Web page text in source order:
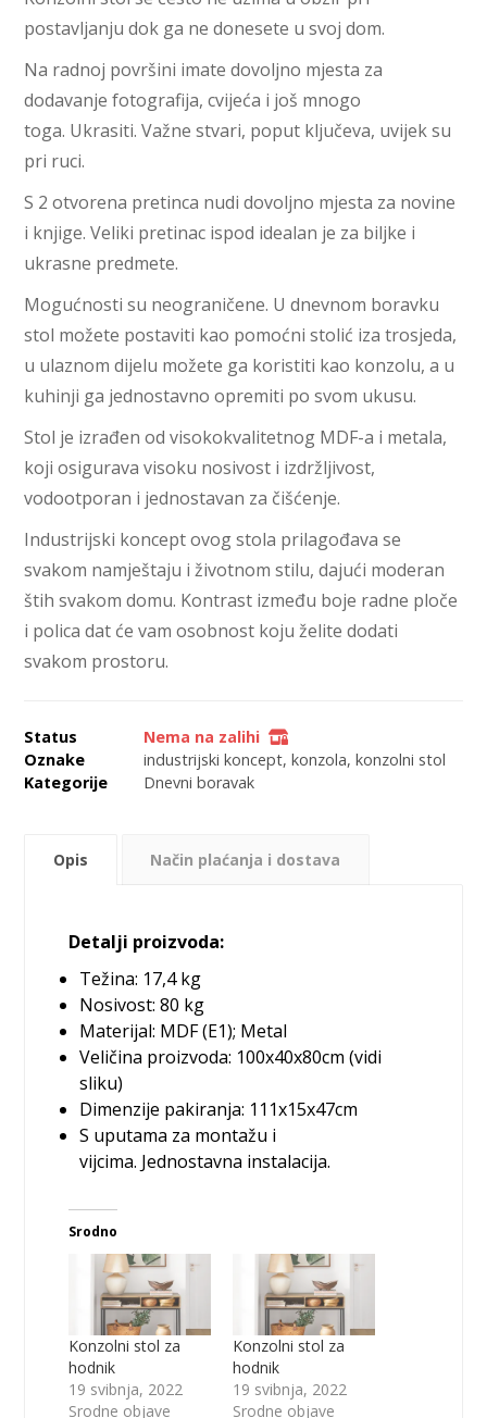
postavljanju dok ga ne donesete u svoj dom.
Na radnoj površini imate dovoljno mjesta za
dodavanje fotografija, cvijeća i još mnogo
toga. Ukrasiti. Važne stvari, poput ključeva, uvijek su
pri ruci.
S 2 otvorena pretinca nudi dovoljno mjesta za novine
i knjige. Veliki pretinac ispod idealan je za biljke i
ukrasne predmete.
Mogućnosti su neograničene. U dnevnom boravku
stol možete postaviti kao pomoćni stolić iza trosjeda,
u ulaznom dijelu možete ga koristiti kao konzolu, a u
kuhinji ga jednostavno opremiti po svom ukusu.
Stol je izrađen od visokokvalitetnog MDF-a i metala,
koji osigurava visoku nosivost i izdržljivost,
vodootporan i jednostavan za čišćenje.
Industrijski koncept ovog stola prilagođava se
svakom namještaju i životnom stilu, dajući moderan
štih svakom domu. Kontrast između boje radne ploče
i polica dat će vam osobnost koju želite dodati
svakom prostoru.
Status
Nema na zalihi
Oznake
industrijski koncept,konzola,konzolni stol
Kategorije
Dnevni boravak
Opis Način plaćanja i dostava
Detalji proizvoda:
Težina: 17,4 kg
Nosivost: 80 kg
Materijal: MDF (E1); Metal
Veličina proizvoda: 100x40x80cm (vidi
sliku)
Dimenzije pakiranja: 111x15x47cm
S uputama za montažu i
vijcima. Jednostavna instalacija.
Srodno
Konzolni stol za
hodnik
19 svibnja, 2022
Srodne objave
Konzolni stol za
hodnik
19 svibnja, 2022
Srodne objave